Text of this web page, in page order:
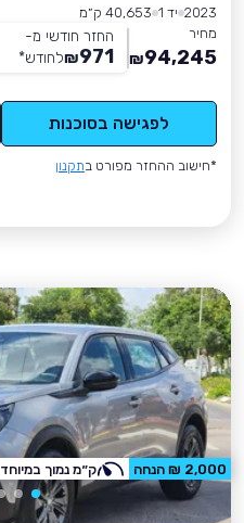
2023 יד 1
40,653 ק״מ
מחיר
94,245
₪
החזר חודשי מ-
971
₪לחודש*
לפגישה בסוכנות
*חישוב ההחזר מפורט בתקנון
2,000 ₪ הנחה ק״מ נמוך במיוחד